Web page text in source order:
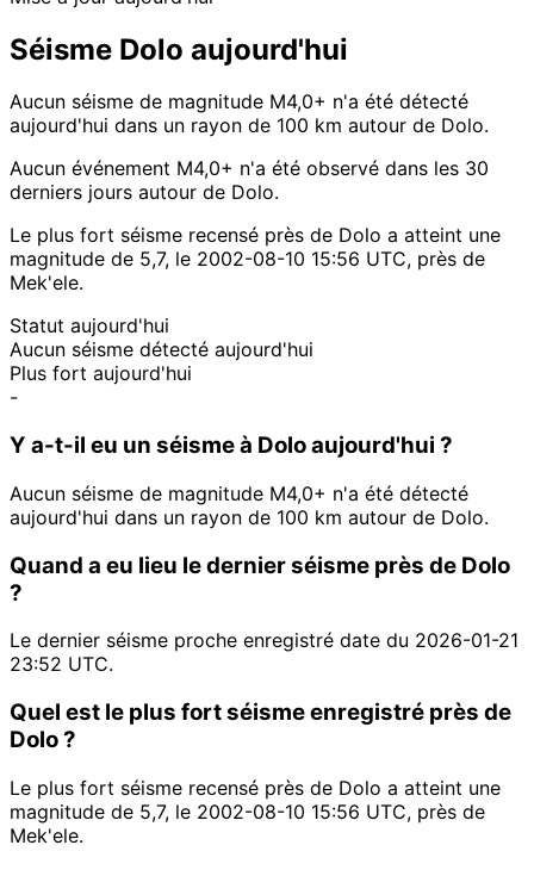
Séisme Dolo aujourd'hui
Aucun séisme de magnitude M4,0+ n'a été détecté
aujourd'hui dans un rayon de 100 km autour de Dolo.
Aucun événement M4,0+ n'a été observé dans les 30
derniers jours autour de Dolo.
Le plus fort séisme recensé près de Dolo a atteint une
magnitude de 5,7, le 2002-08-10 15:56 UTC, près de
Mek'ele.
Statut aujourd'hui
Aucun séisme détecté aujourd'hui
Plus fort aujourd'hui
-
Y a-t-il eu un séisme à Dolo aujourd'hui ?
Aucun séisme de magnitude M4,0+ n'a été détecté
aujourd'hui dans un rayon de 100 km autour de Dolo.
Quand a eu lieu le dernier séisme près de Dolo
?
Le dernier séisme proche enregistré date du 2026-01-21
23:52 UTC.
Quel est le plus fort séisme enregistré près de
Dolo ?
Le plus fort séisme recensé près de Dolo a atteint une
magnitude de 5,7, le 2002-08-10 15:56 UTC, près de
Mek'ele.